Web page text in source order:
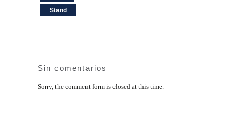
Stand
Sin comentarios
Sorry, the comment form is closed at this time.